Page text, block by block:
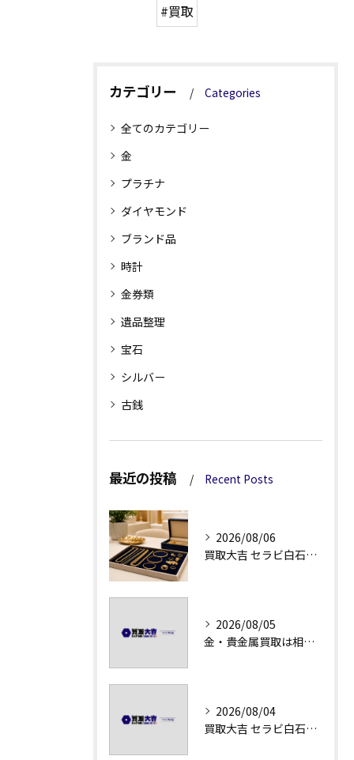
#買取
カテゴリー Categories
全てのカテゴリー
金
プラチナ
ダイヤモンド
ブランド品
時計
金券類
遺品整理
宝石
シルバー
古銭
最近の投稿 Recent Posts
2026/08/06
買取大吉 セラビ白石店の金・貴金属買取で迷わない強み
2026/08/05
金・貴金属買取は相場急落日こそ査定のポイントを押さえる
2026/08/04
買取大吉 セラビ白石店の金・貴金属買取の流れ